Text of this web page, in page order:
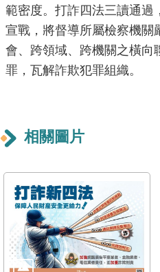
業
務
廉
服
務
網
站
範密度。打詐四法三讀通過
宣戰，將督導所屬檢察機關
會、跨領域、跨機關之橫向
罪，瓦解詐欺犯罪組織。
相關圖片